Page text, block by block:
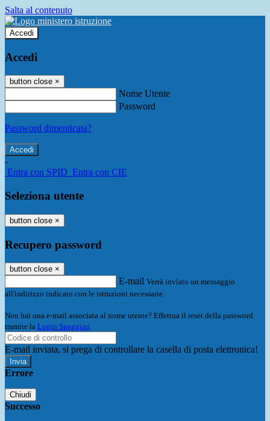
Salta al contenuto
Accedi
Accedi
button close ×
Nome Utente
Password
Password dimenticata?
-
Entra con SPID Entra con CIE
Seleziona utente
button close ×
Recupero password
button close ×
E-mail Verrà inviato un messaggio
all'indirizzo indicato con le istruzioni necessarie.
Non hai una e-mail associata al nome utente? Effettua il reset della password
tramite la Login Spaggiari
E-mail inviata, si prega di controllare la casella di posta elettronica!
Errore
Chiudi
Successo